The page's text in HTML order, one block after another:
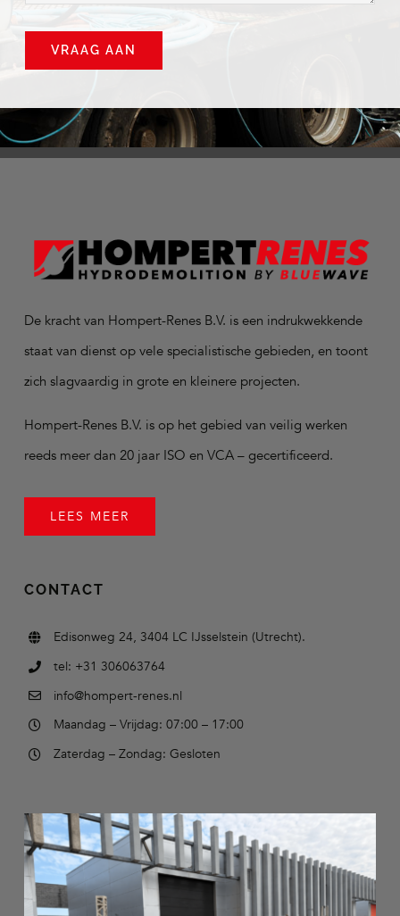
VRAAG AAN
De kracht van Hompert-Renes B.V. is een indrukwekkende
staat van dienst op vele specialistische gebieden, en toont
zich slagvaardig in grote en kleinere projecten.
Hompert-Renes B.V. is op het gebied van veilig werken
reeds meer dan 20 jaar ISO en VCA – gecertificeerd.
LEES MEER
CONTACT
Edisonweg 24, 3404 LC IJsselstein (Utrecht).
tel: +31 306063764
info@hompert-renes.nl
Maandag – Vrijdag: 07:00 – 17:00
Zaterdag – Zondag: Gesloten